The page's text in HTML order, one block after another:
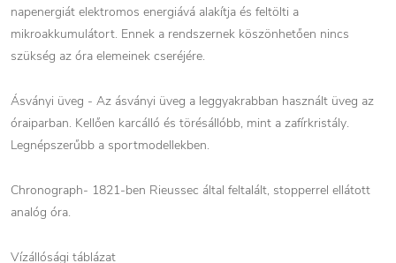
napenergiát elektromos energiává alakítja és feltölti a
mikroakkumulátort. Ennek a rendszernek köszönhetően nincs
szükség az óra elemeinek cseréjére.
Ásványi üveg - Az ásványi üveg a leggyakrabban használt üveg az
óraiparban. Kellően karcálló és törésállóbb, mint a zafírkristály.
Legnépszerűbb a sportmodellekben.
Chronograph- 1821-ben Rieussec által feltalált, stopperrel ellátott
analóg óra.
Vízállósági táblázat